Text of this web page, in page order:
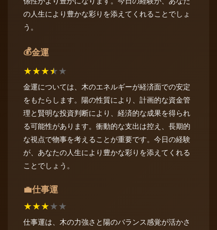
の人生により豊かな彩りを添えてくれることでしょ
う。
💰金運
★★★★★
金運については、木のエネルギーが経済面での安定
をもたらします。陽の性質により、計画的な資金管
理と賢明な投資判断により、経済的な成果を得られ
る可能性があります。衝動的な支出は控え、長期的
な視点で物事を考えることが重要です。今日の経験
が、あなたの人生により豊かな彩りを添えてくれる
ことでしょう。
💼仕事運
★★★★★
仕事運は、木の力強さと陽のバランス感覚が活かさ